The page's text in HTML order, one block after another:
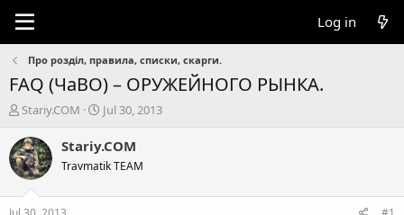
Log in
Про розділ, правила, списки, скарги.
FAQ (ЧаВО) – ОРУЖЕЙНОГО РЫНКА.
T
r
e
a
s
Stariy.COM
S
a
r
t
Jul 30, 2013
Stariy.COM
Travmatik TEAM